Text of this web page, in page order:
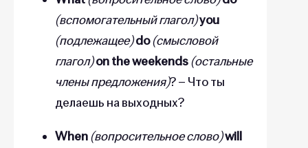
(вспомогательный глагол)you
(подлежащее)do(смысловой
глагол)on the weekends(остальные
члены предложения)? – Что ты
делаешь на выходных?
When(вопросительное слово)will